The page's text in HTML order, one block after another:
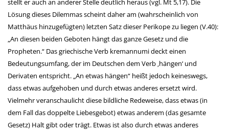
stellt er auch an anderer Stelle deutlich heraus (vgl. Mt 5,17). Die
Lösung dieses Dilemmas scheint daher am (wahrscheinlich von
Matthäus hinzugefügten) letzten Satz dieser Perikope zu liegen (V.40):
„An diesen beiden Geboten hängt das ganze Gesetz und die
Propheten.“ Das griechische Verb kremannumi deckt einen
Bedeutungsumfang, der im Deutschen dem Verb ‚hängen‘ und
Derivaten entspricht. „An etwas hängen“ heißt jedoch keineswegs,
dass etwas aufgehoben und durch etwas anderes ersetzt wird.
Vielmehr veranschaulicht diese bildliche Redeweise, dass etwas (in
dem Fall das doppelte Liebesgebot) etwas anderem (das gesamte
Gesetz) Halt gibt oder trägt. Etwas ist also durch etwas anderes